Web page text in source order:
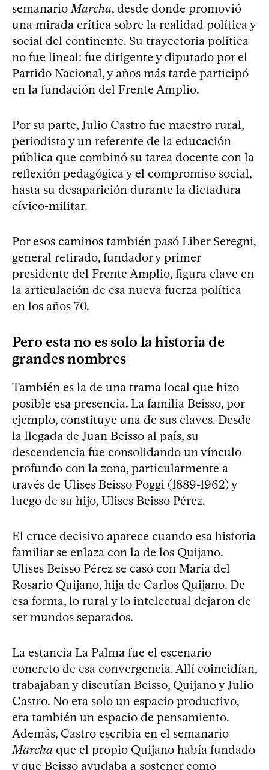
semanario Marcha, desde donde promovió
una mirada crítica sobre la realidad política y
social del continente. Su trayectoria política
no fue lineal: fue dirigente y diputado por el
Partido Nacional, y años más tarde participó
en la fundación del Frente Amplio.
Por su parte, Julio Castro fue maestro rural,
periodista y un referente de la educación
pública que combinó su tarea docente con la
reflexión pedagógica y el compromiso social,
hasta su desaparición durante la dictadura
cívico-militar.
Por esos caminos también pasó Liber Seregni,
general retirado, fundador y primer
presidente del Frente Amplio, figura clave en
la articulación de esa nueva fuerza política
en los años 70.
Pero esta no es solo la historia de
grandes nombres
También es la de una trama local que hizo
posible esa presencia. La familia Beisso, por
ejemplo, constituye una de sus claves. Desde
la llegada de Juan Beisso al país, su
descendencia fue consolidando un vínculo
profundo con la zona, particularmente a
través de Ulises Beisso Poggi (1889-1962) y
luego de su hijo, Ulises Beisso Pérez.
El cruce decisivo aparece cuando esa historia
familiar se enlaza con la de los Quijano.
Ulises Beisso Pérez se casó con María del
Rosario Quijano, hija de Carlos Quijano. De
esa forma, lo rural y lo intelectual dejaron de
ser mundos separados.
La estancia La Palma fue el escenario
concreto de esa convergencia. Allí coincidían,
trabajaban y discutían Beisso, Quijano y Julio
Castro. No era solo un espacio productivo,
era también un espacio de pensamiento.
Además, Castro escribía en el semanario
Marcha que el propio Quijano había fundado
y que Beisso ayudaba a sostener como